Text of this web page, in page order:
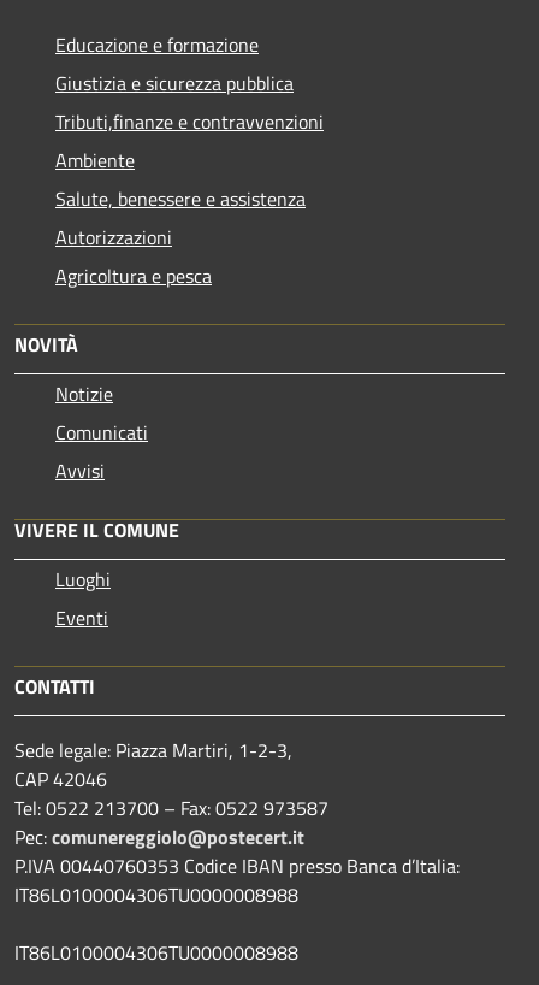
Educazione e formazione
Giustizia e sicurezza pubblica
Tributi,finanze e contravvenzioni
Ambiente
Salute, benessere e assistenza
Autorizzazioni
Agricoltura e pesca
NOVITÀ
Notizie
Comunicati
Avvisi
VIVERE IL COMUNE
Luoghi
Eventi
CONTATTI
Sede legale: Piazza Martiri, 1-2-3,
CAP 42046
Tel: 0522 213700 – Fax: 0522 973587
Pec:comunereggiolo@postecert.it
P.IVA 00440760353 Codice IBAN presso Banca d’Italia:
IT86L0100004306TU0000008988
IT86L0100004306TU0000008988